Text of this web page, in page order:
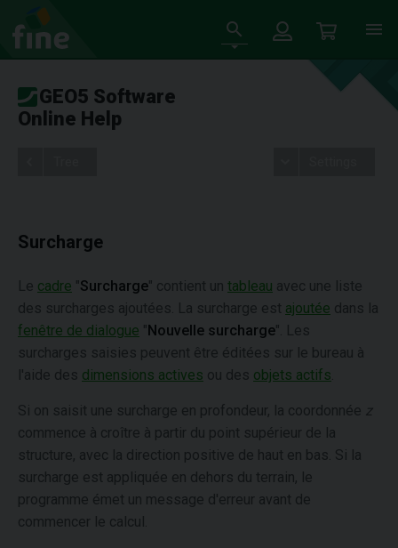
GEO5 Software
Online Help
Surcharge
Le cadre "Surcharge" contient un tableau avec une liste
des surcharges ajoutées. La surcharge est ajoutée dans la
fenêtre de dialogue "Nouvelle surcharge". Les
surcharges saisies peuvent être éditées sur le bureau à
l'aide des dimensions actives ou des objets actifs
Si on saisit une surcharge en profondeur, la coordonnée z
commence à croître à partir du point supérieur de la
structure, avec la direction positive de haut en bas. Si la
surcharge est appliquée en dehors du terrain, le
programme émet un message d'erreur avant de
commencer le calcul.